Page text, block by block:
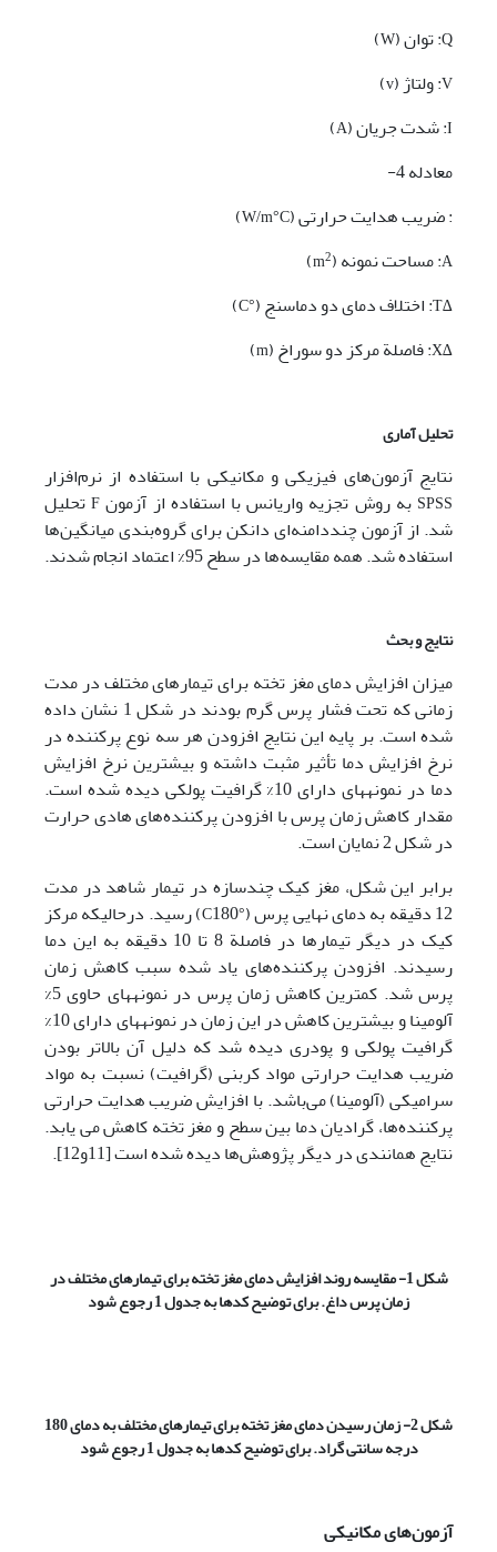
Q: توان (W
)
V: ولتاژ (v
)
I: شدت جریان (A
)
معادله 4-
: ضریب هدایت حرارتی (W/m°C
)
A: مساحت نمونه ( m2
)
∆T : اختلاف دمای دو دماسنج (°C
)
∆X : فاصلة مرکز دو سوراخ (m
)
تحلیل آماری
نتایج آزمون‌های فیزیکی و مکانیکی با استفاده از نرم‌افزار
SPSS به روش تجزیه واریانس با استفاده از آزمون Fتحلیل
شد. از آزمون چنددامنه‌ای دانکن برای گروه‌بندی میانگین‌ها
استفاده شد. همه مقایسه‌ها در سطح 95% اعتماد انجام شدند.
نتایج و بحث
میزان افزایش دمای مغز تخته برای تیمارهای مختلف در مدت
زمانی که تحت فشار پرس گرم بودند در شکل 1 نشان داده
شده است. بر پایه این نتایج افزودن هر سه نوع پرکننده در
نرخ افزایش دما تأثیر مثبت داشته و بیشترین نرخ افزایش
دما در نمونه­های دارای 10% گرافیت پولکی دیده شده است.
مقدار کاهش زمان پرس با افزودن پرکننده‌های هادی حرارت
در شکل 2 نمایان است.
برابر این شکل، مغز کیک چندسازه در تیمار شاهد در مدت
12 دقیقه به دمای نهایی پرس (
°C
180) رسید. درحالی­که مرکز
کیک در دیگر تیمارها در فاصلة 8 تا 10 دقیقه به این دما
رسیدند. افزودن پرکننده‌های یاد شده سبب کاهش زمان
پرس شد. کمترین کاهش زمان پرس در نمونه­های حاوی 5%
آلومینا و بیشترین کاهش در این زمان در نمونه­های دارای 10%
گرافیت پولکی و پودری دیده شد که دلیل آن بالاتر بودن
ضریب هدایت حرارتی مواد کربنی (گرافیت) نسبت به مواد
سرامیکی (آلومینا) می‌باشد. با افزایش ضریب هدایت حرارتی
پرکننده‌ها، گرادیان دما بین سطح و مغز تخته کاهش می یابد.
نتایج همانندی در دیگر پژوهش‌ها دیده شده است [11و12].
شکل 1- مقایسه روند افزایش دمای مغز تخته برای تیمارهای مختلف در
زمان پرس داغ. برای توضیح کدها بهجدول 1 رجوع شود
شکل 2- زمان رسیدن دمای مغز تخته برای تیمارهای مختلف به دمای 180
درجه سانتی گراد. برای توضیح کدها بهجدول 1 رجوع شود
آزمون‌های مکانیکی